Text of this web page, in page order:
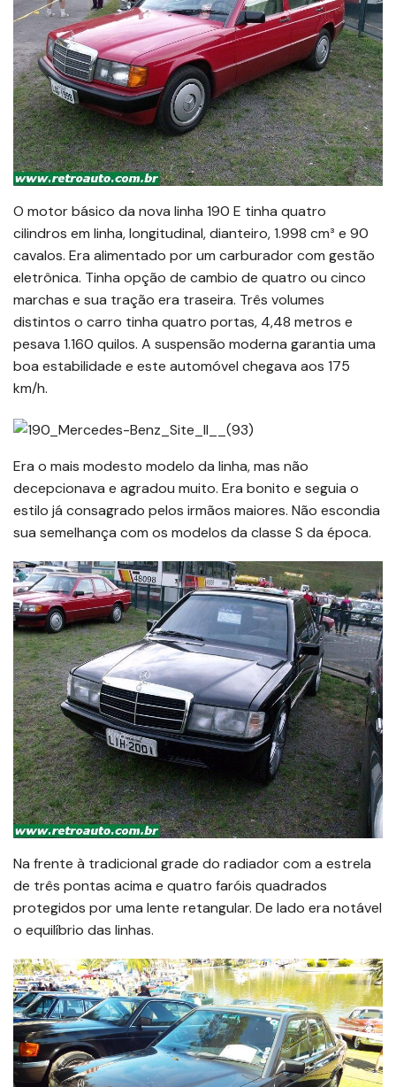
O motor básico da nova linha 190 E tinha quatro
cilindros em linha, longitudinal, dianteiro, 1.998 cm³ e 90
cavalos. Era alimentado por um carburador com gestão
eletrônica. Tinha opção de cambio de quatro ou cinco
marchas e sua tração era traseira. Três volumes
distintos o carro tinha quatro portas, 4,48 metros e
pesava 1.160 quilos. A suspensão moderna garantia uma
boa estabilidade e este automóvel chegava aos 175
km/h.
Era o mais modesto modelo da linha, mas não
decepcionava e agradou muito. Era bonito e seguia o
estilo já consagrado pelos irmãos maiores. Não escondia
sua semelhança com os modelos da classe S da época.
Na frente à tradicional grade do radiador com a estrela
de três pontas acima e quatro faróis quadrados
protegidos por uma lente retangular. De lado era notável
o equilíbrio das linhas.